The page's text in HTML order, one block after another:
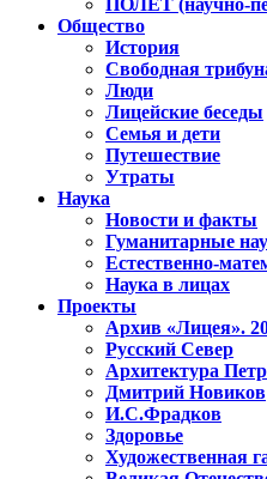
ПОЛЁТ (научно-
Общество
История
Свободная
Люди
Лицейские беседы
Семья и дети
Путешествие
Утраты
Наука
Новости и факты
Гуманитарные
Естественно-
Наука в лицах
Проекты
Архив «Лицея».
Русский Север
Архитектура
Дмитрий Новиков
И.С.Фрадков
Здоровье
Художественная